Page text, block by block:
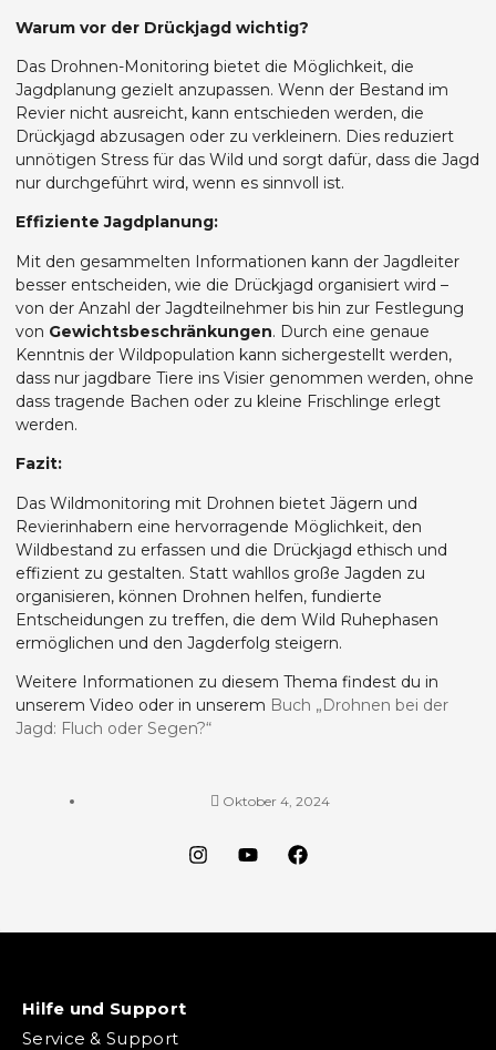
Warum vor der Drückjagd wichtig?
Das Drohnen-Monitoring bietet die Möglichkeit, die
Jagdplanung gezielt anzupassen. Wenn der Bestand im
Revier nicht ausreicht, kann entschieden werden, die
Drückjagd abzusagen oder zu verkleinern. Dies reduziert
unnötigen Stress für das Wild und sorgt dafür, dass die Jagd
nur durchgeführt wird, wenn es sinnvoll ist.
Effiziente Jagdplanung:
Mit den gesammelten Informationen kann der Jagdleiter
besser entscheiden, wie die Drückjagd organisiert wird –
von der Anzahl der Jagdteilnehmer bis hin zur Festlegung
von Gewichtsbeschränkungen. Durch eine genaue
Kenntnis der Wildpopulation kann sichergestellt werden,
dass nur jagdbare Tiere ins Visier genommen werden, ohne
dass tragende Bachen oder zu kleine Frischlinge erlegt
werden.
Fazit:
Das Wildmonitoring mit Drohnen bietet Jägern und
Revierinhabern eine hervorragende Möglichkeit, den
Wildbestand zu erfassen und die Drückjagd ethisch und
effizient zu gestalten. Statt wahllos große Jagden zu
organisieren, können Drohnen helfen, fundierte
Entscheidungen zu treffen, die dem Wild Ruhephasen
ermöglichen und den Jagderfolg steigern.
Weitere Informationen zu diesem Thema findest du in
unserem Video oder in unserem Buch „Drohnen bei der
Jagd: Fluch oder Segen?“
Oktober 4, 2024
Hilfe und Support
Service & Support